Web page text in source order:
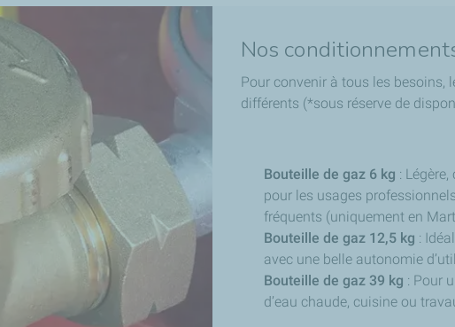
Nos
Pour convenir à tous les besoins,
différents (*sous réserve de
Bouteille de gaz 6 kg :
pour les usages
fréquents (uniquement en
Bouteille de gaz 12,5 kg :
avec une belle autonomie
Bouteille de gaz 39 kg : Pour
d’eau chaude, cuisine ou